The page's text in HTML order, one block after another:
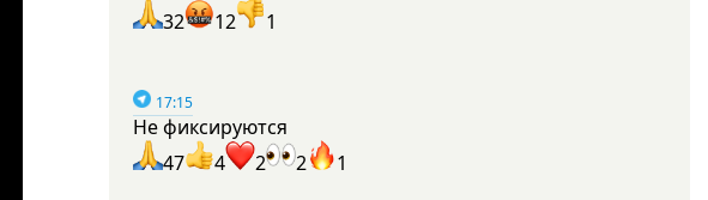
32
12 1
17:15
Не фиксируются
47
4 2 2 1